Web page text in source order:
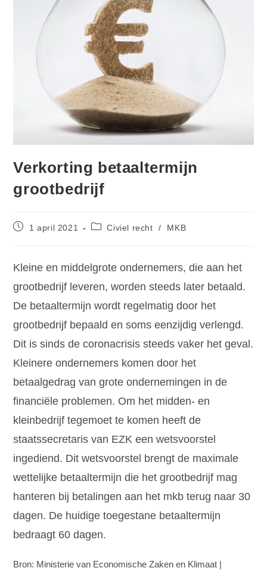
Verkorting betaaltermijn
grootbedrijf
1 april 2021 Civiel recht / MKB
Kleine en middelgrote ondernemers, die aan het
grootbedrijf leveren, worden steeds later betaald.
De betaaltermijn wordt regelmatig door het
grootbedrijf bepaald en soms eenzijdig verlengd.
Dit is sinds de coronacrisis steeds vaker het geval.
Kleinere ondernemers komen door het
betaalgedrag van grote ondernemingen in de
financiële problemen. Om het midden- en
kleinbedrijf tegemoet te komen heeft de
staatssecretaris van EZK een wetsvoorstel
ingediend. Dit wetsvoorstel brengt de maximale
wettelijke betaaltermijn die het grootbedrijf mag
hanteren bij betalingen aan het mkb terug naar 30
dagen. De huidige toegestane betaaltermijn
bedraagt 60 dagen.
Bron: Ministerie van Economische Zaken en Klimaat |